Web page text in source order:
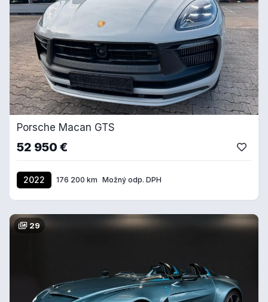
Porsche Macan GTS
52 950 €
2022 176 200 km Možný odp. DPH
29